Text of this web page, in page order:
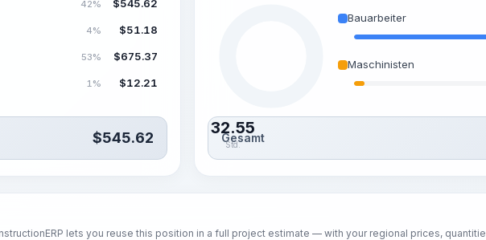
42% $545.62
4% $51.18
53% $675.37
1% $12.21
$545.62
32.55
Std.
Bauarbeiter
Maschinisten
Gesamt
lets you reuse this position in a full project estimate — with your regional prices,